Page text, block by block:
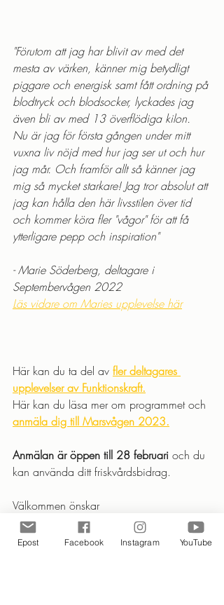
"Förutom att jag har blivit av med det
mesta av värken, känner mig betydligt
piggare och energisk samt fått ordning på
blodtryck och blodsocker, lyckades jag
även bli av med 13 överflödiga kilon.
Nu är jag för första gången under mitt
vuxna liv nöjd med hur jag ser ut och hur
jag mår. Och framför allt så känner jag
mig så mycket starkare! Jag tror absolut att
jag kan hålla den här livsstilen över tid
och kommer köra fler "vågor" för att få
ytterligare pepp och inspiration"
- Marie Söderberg, deltagare i
Septembervågen 2022
Läs vidare om Maries upplevelse här
Här kan du ta del av fler deltagares
upplevelser av Funktionskraft.
Här kan du läsa mer om programmet och
anmäla dig till Marsvågen 2023.
Anmälan är öppen till 28 februari och du
kan använda ditt friskvårdsbidrag.
Välkommen önskar
Team Funktionskraft❤️
Epost Facebook Instagram YouTube